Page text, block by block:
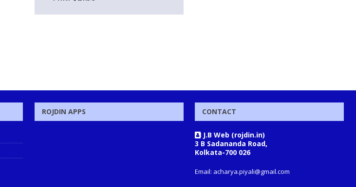
ROJDIN APPS CONTACT
J.B Web (rojdin.in)
3 B Sadananda Road,
Kolkata-700 026
Email: acharya.piyali@gmail.com